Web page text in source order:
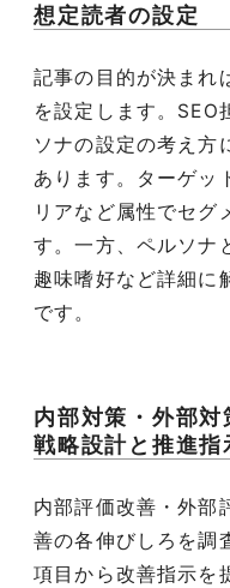
想定読者の設定
記事の目的が決まれ
を設定します。 SEO
ソナの設定の考え方
あります。ターゲッ
リアなど属性でセグ
す。一方、ペルソナ
趣味嗜好など詳細に
です。
内部対策・外部
戦略設計と推進指
内部評価改善・外部
善の各伸びしろを調
項目から改善指示を